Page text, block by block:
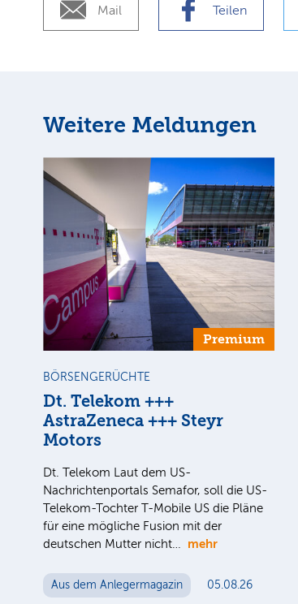
Mail Teilen
Weitere Meldungen
Premium
BÖRSENGERÜCHTE
Dt. Telekom +++
AstraZeneca +++ Steyr
Motors
Dt. Telekom Laut dem US-
Nachrichtenportals Semafor, soll die US-
Telekom-Tochter T-Mobile US die Pläne
für eine mögliche Fusion mit der
deutschen Mutter nicht… mehr
Aus dem Anlegermagazin 05.08.26